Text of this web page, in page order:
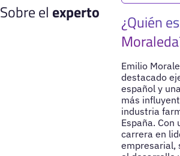
Sobre el experto
¿Quién
Emilio
destacado
español y
más
industria
España. Con
carrera en
empresarial,